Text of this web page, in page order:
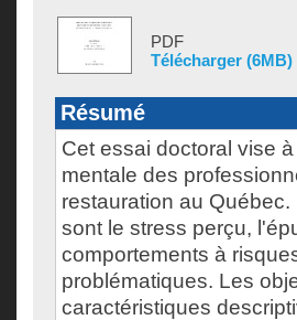
PDF
Télécharger (6MB)
Résumé
Cet essai doctoral vise
mentale des
restauration au
sont le stress perçu,
comportements à
problématiques. Les
caractéristiques